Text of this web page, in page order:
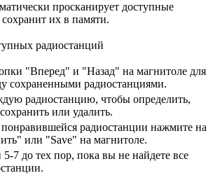
просканирует доступные
их в памяти.
радиостанций
"Вперед" и "Назад" на магнитоле для
сохраненными радиостанциями.
радиостанцию, чтобы определить,
или удалить.
радиостанции нажмите на
или "Save" на магнитоле.
7 до тех пор, пока вы не найдете все